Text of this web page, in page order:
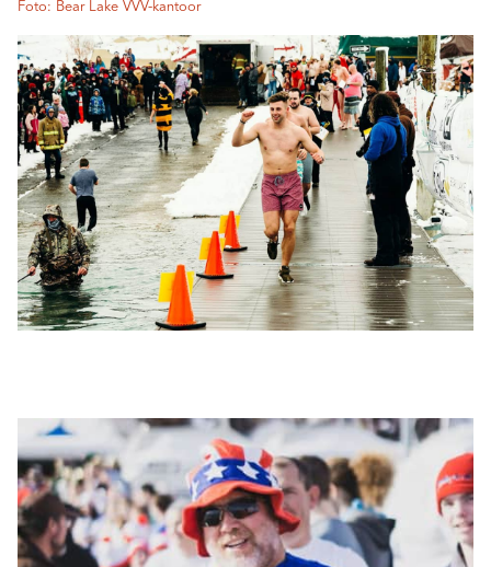
Foto: Bear Lake VVV-kantoor